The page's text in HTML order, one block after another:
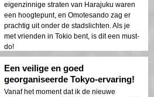
eigenzinnige straten van Harajuku waren
een hoogtepunt, en Omotesando zag er
prachtig uit onder de stadslichten. Als je
met vrienden in Tokio bent, is dit een must-
do!
Een veilige en goed
georganiseerde Tokyo-ervaring!
Vanaf het moment dat ik de nieuwe